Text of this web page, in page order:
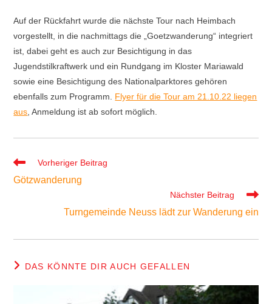
Auf der Rückfahrt wurde die nächste Tour nach Heimbach
vorgestellt, in die nachmittags die „Goetzwanderung“ integriert
ist, dabei geht es auch zur Besichtigung in das
Jugendstilkraftwerk und ein Rundgang im Kloster Mariawald
sowie eine Besichtigung des Nationalparktores gehören
ebenfalls zum Programm. Flyer für die Tour am 21.10.22 liegen
aus, Anmeldung ist ab sofort möglich.
Weitere
ansehen
Vorheriger Beitrag
Götzwanderung
Nächster Beitrag
Turngemeinde Neuss lädt zur Wanderung ein
DAS KÖNNTE DIR AUCH GEFALLEN